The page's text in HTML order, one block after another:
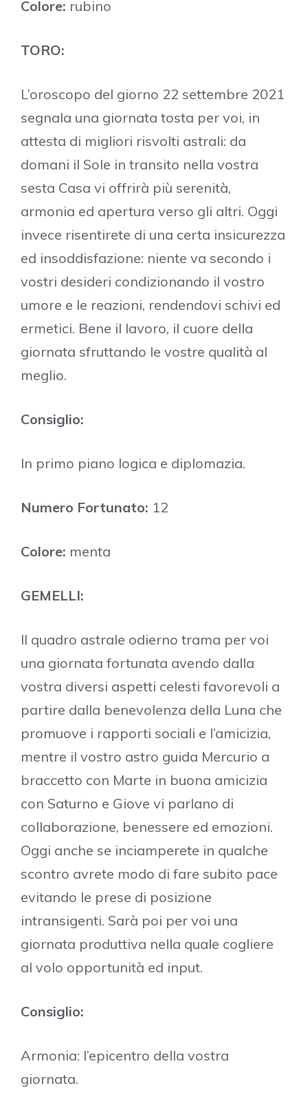
Colore: rubino
TORO:
L’oroscopo del giorno 22 settembre 2021
segnala una giornata tosta per voi, in
attesta di migliori risvolti astrali: da
domani il Sole in transito nella vostra
sesta Casa vi offrirà più serenità,
armonia ed apertura verso gli altri. Oggi
invece risentirete di una certa insicurezza
ed insoddisfazione: niente va secondo i
vostri desideri condizionando il vostro
umore e le reazioni, rendendovi schivi ed
ermetici. Bene il lavoro, il cuore della
giornata sfruttando le vostre qualità al
meglio.
Consiglio:
In primo piano logica e diplomazia.
Numero Fortunato: 12
Colore: menta
GEMELLI:
Il quadro astrale odierno trama per voi
una giornata fortunata avendo dalla
vostra diversi aspetti celesti favorevoli a
partire dalla benevolenza della Luna che
promuove i rapporti sociali e l’amicizia,
mentre il vostro astro guida Mercurio a
braccetto con Marte in buona amicizia
con Saturno e Giove vi parlano di
collaborazione, benessere ed emozioni.
Oggi anche se inciamperete in qualche
scontro avrete modo di fare subito pace
evitando le prese di posizione
intransigenti. Sarà poi per voi una
giornata produttiva nella quale cogliere
al volo opportunità ed input.
Consiglio:
Armonia: l’epicentro della vostra
giornata.